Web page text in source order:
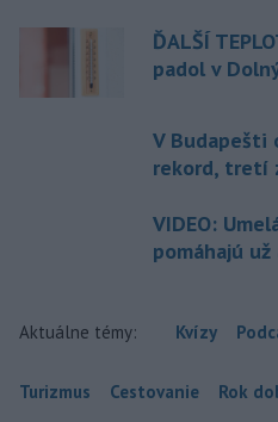
ĎALŠÍ
padol v
V Budapešti
rekord, tretí
VIDEO:
pomáhajú
Aktuálne témy: Kvízy
Turizmus Cestovanie Rok